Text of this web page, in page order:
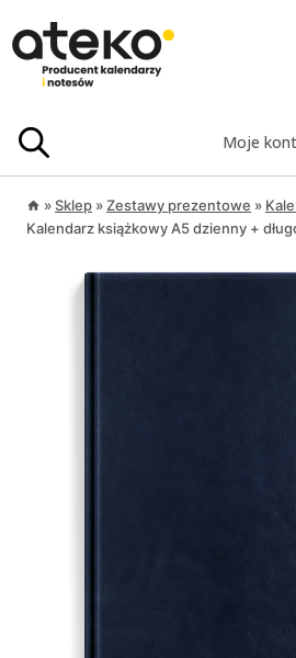
treści
do
treści
Moje
»Sklep »Zestawy prezentowe »
Kalendarz książkowy A5 dzienny +